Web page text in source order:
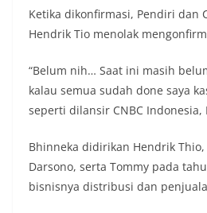
Ketika dikonfirmasi, Pendiri dan
Hendrik Tio menolak
“Belum nih… Saat ini masih
kalau semua sudah done saya
seperti dilansir CNBC Indonesia,
Bhinneka didirikan Hendrik Thio,
Darsono, serta Tommy pada
bisnisnya distribusi dan